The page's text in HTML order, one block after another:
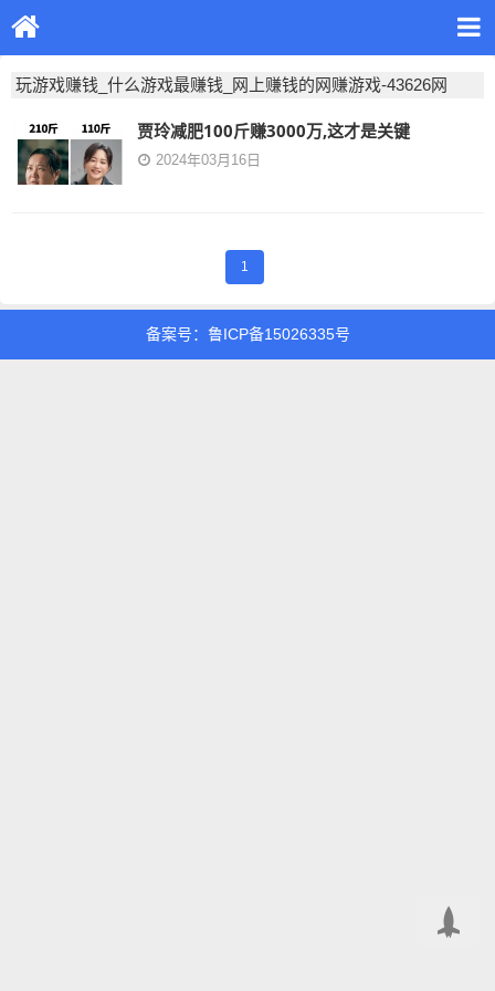
玩游戏赚钱_什么游戏最赚钱_网上赚钱的网赚游戏-43626网
贾玲减肥100斤赚3000万,这才是关键
2024年03月16日
1
备案号：鲁ICP备15026335号